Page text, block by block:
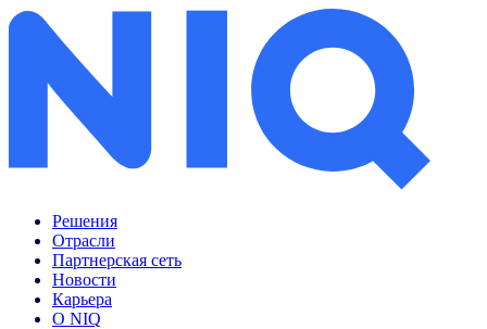
Решения
Отрасли
Партнерская сеть
Новости
Карьера
О NIQ